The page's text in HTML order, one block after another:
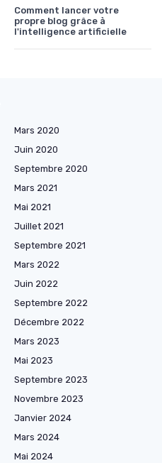
Comment lancer votre
propre blog grâce à
l'intelligence artificielle
Mars 2020
Juin 2020
Septembre 2020
Mars 2021
Mai 2021
Juillet 2021
Septembre 2021
Mars 2022
Juin 2022
Septembre 2022
Décembre 2022
Mars 2023
Mai 2023
Septembre 2023
Novembre 2023
Janvier 2024
Mars 2024
Mai 2024